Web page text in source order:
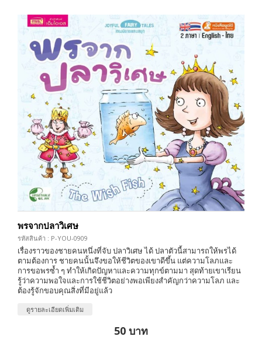
พรจากปลาวิเศษ
รหัสสินค้า : P-YOU-0909
เรื่องราวของชายคนหนึ่งที่จับ ปลาวิเศษ ได้ ปลาตัวนี้สามารถให้พรได้
ตามต้องการ ชายคนนั้นจึงขอให้ชีวิตของเขาดีขึ้น แต่ความโลภและ
การขอพรซ้ำ ๆ ทำให้เกิดปัญหาและความทุกข์ตามมา สุดท้ายเขาเรียน
รู้ว่าความพอใจและการใช้ชีวิตอย่างพอเพียงสำคัญกว่าความโลภ และ
ต้องรู้จักขอบคุณสิ่งที่มีอยู่แล้ว
ดูรายละเอียดเพิ่มเติม
50 บาท